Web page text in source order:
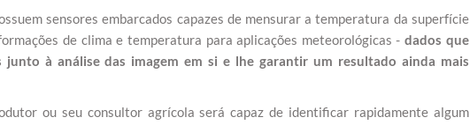
sensores embarcados capazes de mensurar a temperatura da superfície
de clima e temperatura para aplicações meteorológicas -dados que
junto à análise das imagem em si e lhe garantir um resultado ainda mais
ou seu consultor agrícola será capaz de identificar rapidamente algum